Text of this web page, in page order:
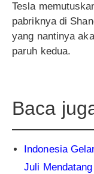
Tesla
pabriknya di
yang nantinya
paruh kedua.
Baca
Indonesia
Juli Mendatang